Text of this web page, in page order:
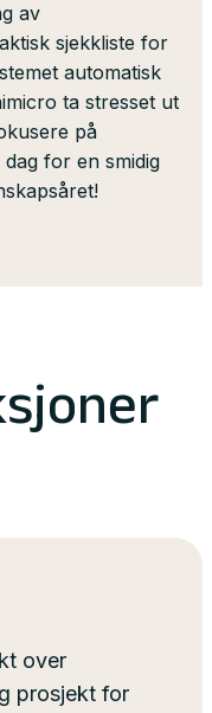
av
sjekkliste for
automatisk
ta stresset ut
på
dag for en smidig
over
prosjekt for